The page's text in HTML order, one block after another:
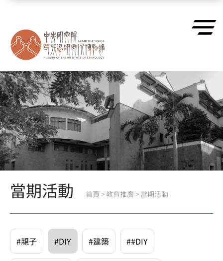
當期活動 首頁 >教育推廣 > 當期活動
#親子 #DIY #建築 ##DIY